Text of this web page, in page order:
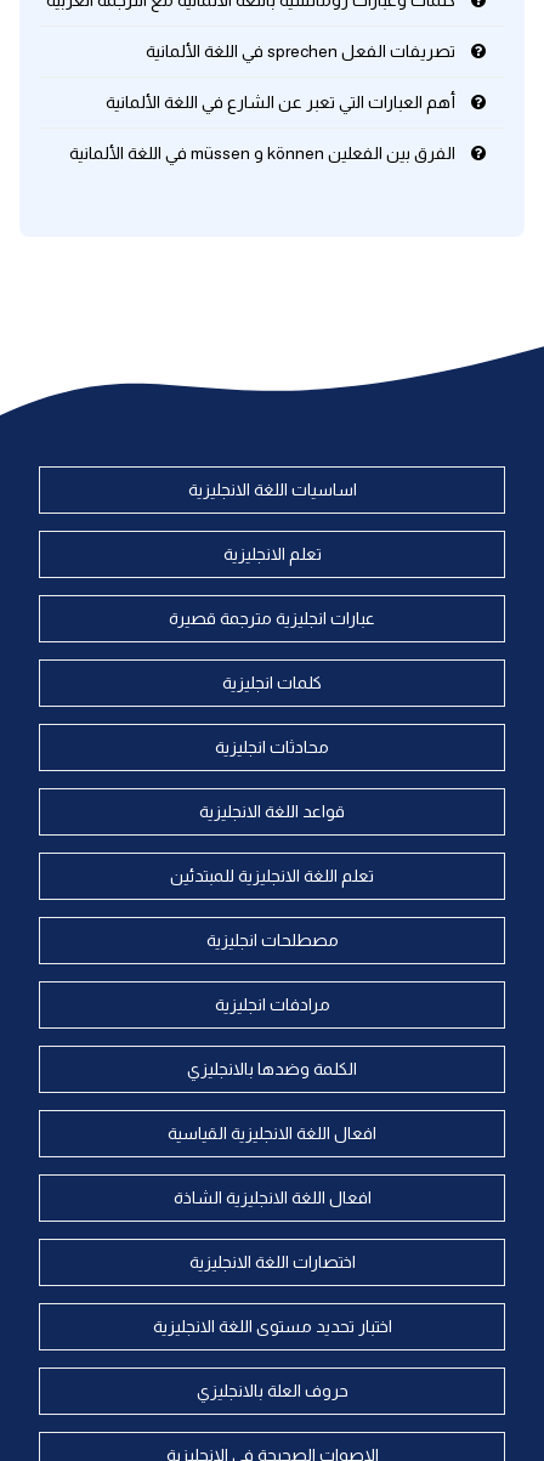
تصريفات الفعل sprechen في اللغة الألمانية
أهم العبارات التي تعبر عن الشارع في اللغة الألمانية
الفرق بين الفعلين können و müssen في اللغة الألمانية
اساسيات اللغة الانجليزية
تعلم الانجليزية
عبارات انجليزية مترجمة قصيرة
كلمات انجليزية
محادثات انجليزية
قواعد اللغة الانجليزية
تعلم اللغة الانجليزية للمبتدئين
مصطلحات انجليزية
مرادفات انجليزية
الكلمة وضدها بالانجليزي
افعال اللغة الانجليزية القياسية
افعال اللغة الانجليزية الشاذة
اختصارات اللغة الانجليزية
اختبار تحديد مستوى اللغة الانجليزية
حروف العلة بالانجليزي
الاصوات الصحيحة في الانجليزية